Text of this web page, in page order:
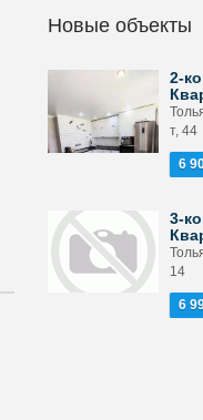
Новые объекты
2-
т, 44
6
3-
14
6